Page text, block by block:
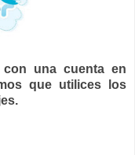
con una cuenta en
que utilices los